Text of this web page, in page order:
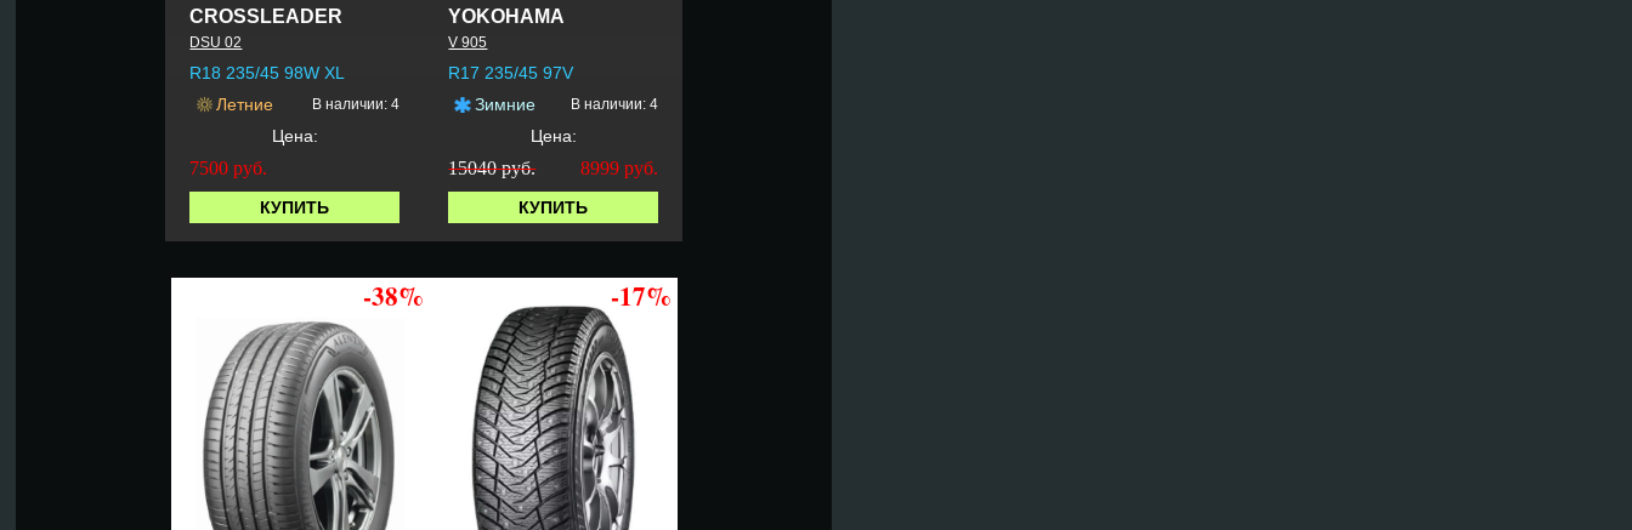
CROSSLEADER
DSU 02
R18 235/45 98W XL
Летние
В наличии: 4
Цена:
7500руб.
КУПИТЬ
YOKOHAMA
V 905
R17 235/45 97V
Зимние
В наличии: 4
Цена:
15040 руб. 8999руб.
КУПИТЬ
-38% -17%